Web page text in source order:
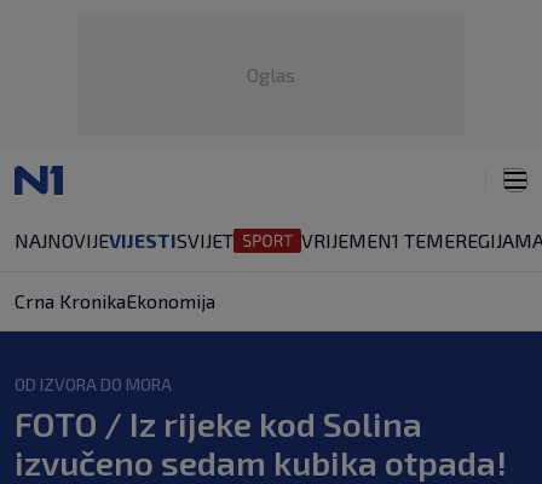
Oglas
NAJNOVIJEVIJESTISVIJET VRIJEMEN1 TEMEREGIJA
Crna KronikaEkonomija
OD IZVORA DO MORA
FOTO / Iz rijeke kod Solina
izvučeno sedam kubika otpada!